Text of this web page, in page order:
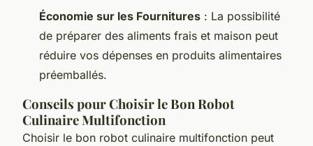
Économie sur les Fournitures : La possibilité
de préparer des aliments frais et maison peut
réduire vos dépenses en produits alimentaires
préemballés.
Conseils pour Choisir le Bon Robot
Culinaire Multifonction
Choisir le bon robot culinaire multifonction peut